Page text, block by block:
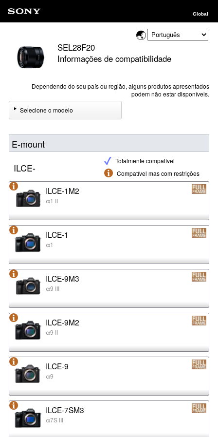
Global
SEL28F20
Informações de compatibilidade
Dependendo do seu país ou região, alguns produtos apresentados
podem não estar disponíveis.
Selecione o modelo
E-mount
Totalmente compatível
Compatível mas com restrições
ILCE-
ILCE-1M2
α1 II
ILCE-1
α1
ILCE-9M3
α9 III
ILCE-9M2
α9 II
ILCE-9
α9
ILCE-7SM3
α7S III